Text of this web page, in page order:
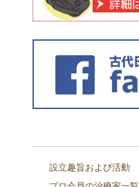
設立趣旨および活動